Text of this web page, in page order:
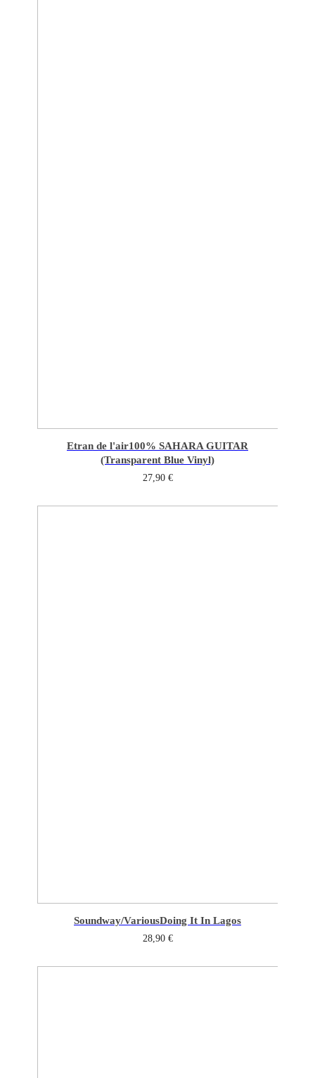
Etran de l'air100% SAHARA GUITAR
(Transparent Blue Vinyl)
27,90 €
Soundway/VariousDoing It In Lagos
28,90 €